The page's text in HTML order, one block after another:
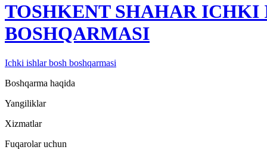
TOSHKENT SHAHAR IСHKI
BOSHQARMASI
Ichki ishlar bosh boshqarmasi
Boshqarma haqida
Yangiliklar
Xizmatlar
Fuqarolar uchun